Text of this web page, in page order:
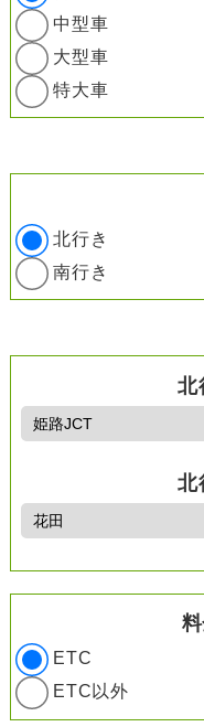
中型車
大型車
特大車
北行き
南行き
北
北
ETC
ETC以外